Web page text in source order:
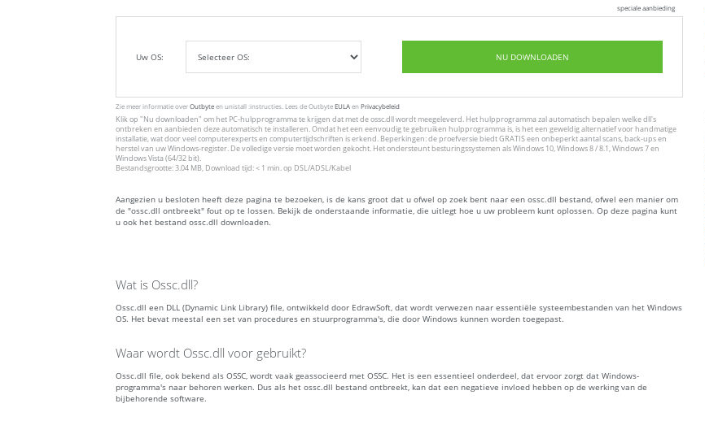
speciale aanbieding
Uw OS: NU DOWNLOADEN
Zie meer informatie overOutbyteen unistall :instructies. Lees de OutbyteEULAenPrivacybeleid
Klik op "Nu downloaden" om het PC-hulpprogramma te krijgen dat met de ossc.dll wordt meegeleverd. Het hulpprogramma zal automatisch bepalen welke dll's
ontbreken en aanbieden deze automatisch te installeren. Omdat het een eenvoudig te gebruiken hulpprogramma is, is het een geweldig alternatief voor handmatige
installatie, wat door veel computerexperts en computertijdschriften is erkend. Beperkingen: de proefversie biedt GRATIS een onbeperkt aantal scans, back-ups en
herstel van uw Windows-register. De volledige versie moet worden gekocht. Het ondersteunt besturingssystemen als Windows 10, Windows 8 / 8.1, Windows 7 en
Windows Vista (64/32 bit).
Bestandsgrootte: 3.04 MB, Download tijd: < 1 min. op DSL/ADSL/Kabel
Aangezien u besloten heeft deze pagina te bezoeken, is de kans groot dat u ofwel op zoek bent naar een ossc.dll bestand, ofwel een manier om
de "ossc.dll ontbreekt" fout op te lossen. Bekijk de onderstaande informatie, die uitlegt hoe u uw probleem kunt oplossen. Op deze pagina kunt
u ook het bestand ossc.dll downloaden.
Wat is Ossc.dll?
Ossc.dll een DLL (Dynamic Link Library) file, ontwikkeld door EdrawSoft, dat wordt verwezen naar essentiële systeembestanden van het Windows
OS. Het bevat meestal een set van procedures en stuurprogramma's, die door Windows kunnen worden toegepast.
Waar wordt Ossc.dll voor gebruikt?
Ossc.dll file, ook bekend als OSSC, wordt vaak geassocieerd met OSSC. Het is een essentieel onderdeel, dat ervoor zorgt dat Windows-
programma's naar behoren werken. Dus als het ossc.dll bestand ontbreekt, kan dat een negatieve invloed hebben op de werking van de
bijbehorende software.